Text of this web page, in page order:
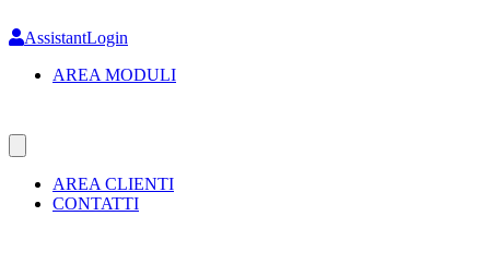
to
content
AssistantLogin
AREA MODULI
AREA CLIENTI
CONTATTI